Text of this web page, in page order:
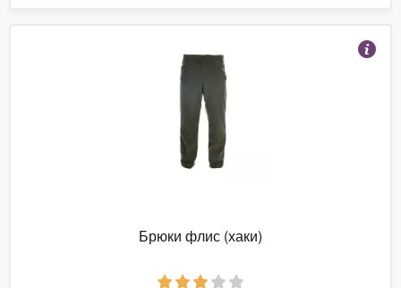
Брюки флис (хаки)